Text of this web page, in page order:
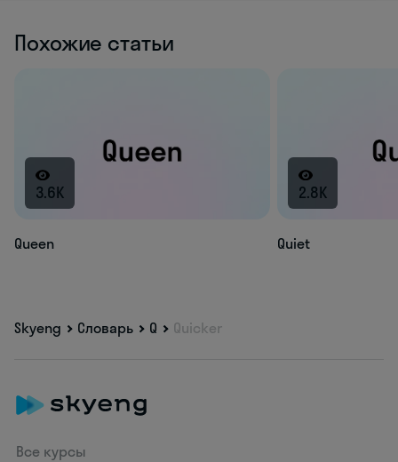
Похожие статьи
3.6K
Queen
2.8K
Quiet
Skyeng Словарь Q Quicker
Все курсы